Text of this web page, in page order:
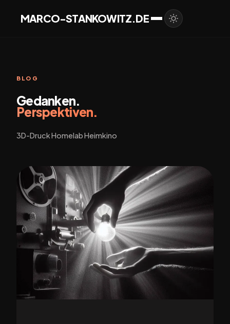
MARCO-STANKOWITZ.DE
BLOG
Gedanken.
Perspektiven.
3D-Druck Homelab Heimkino